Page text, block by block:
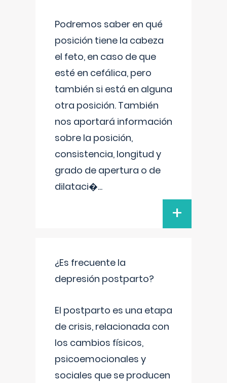
Podremos saber en qué
posición tiene la cabeza
el feto, en caso de que
esté en cefálica, pero
también si está en alguna
otra posición. También
nos aportará información
sobre la posición,
consistencia, longitud y
grado de apertura o de
dilataci�...
+
¿Es frecuente la
depresión postparto?
El postparto es una etapa
de crisis, relacionada con
los cambios físicos,
psicoemocionales y
sociales que se producen